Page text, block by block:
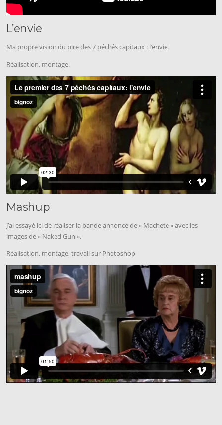
L’envie
Ma propre vision du pire des 7 péchés capitaux : l’envie.
Réalisation, montage.
Mashup
J’ai essayé ici de réaliser la bande annonce de « Machete » avec les
images de « Naked Gun ».
Réalisation, montage, travail sur Photoshop